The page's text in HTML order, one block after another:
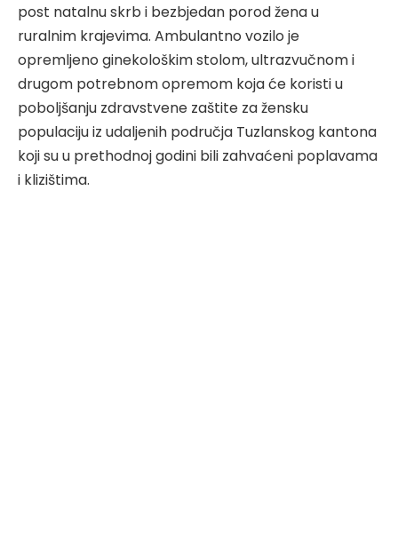
post natalnu skrb i bezbjedan porod žena u
ruralnim krajevima. Ambulantno vozilo je
opremljeno ginekološkim stolom, ultrazvučnom i
drugom potrebnom opremom koja će koristi u
poboljšanju zdravstvene zaštite za žensku
populaciju iz udaljenih područja Tuzlanskog kantona
koji su u prethodnoj godini bili zahvaćeni poplavama
i klizištima.